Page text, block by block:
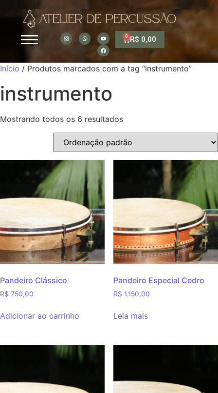
R$ 0,00
0
Início / Produtos marcados com a tag “instrumento”
instrumento
Mostrando todos os 6 resultados
Pandeiro Clássico
R$ 750,00
Adicionar ao carrinho
Pandeiro Especial Cedro
R$ 1.150,00
Leia mais